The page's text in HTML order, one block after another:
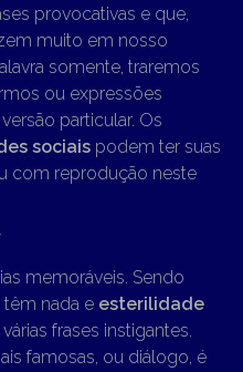
provocativas e que,
muito em nosso
somente, traremos
ou expressões
particular. Os
sociais podem ter suas
com reprodução neste
memoráveis. Sendo
têm nada e esterilidade
frases instigantes.
famosas, ou diálogo, é